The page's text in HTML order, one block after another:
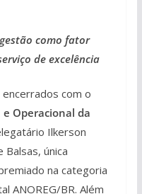
como fator
de excelência
com o
Operacional da
Ilkerson
Balsas, única
na categoria
ANOREG/BR. Além